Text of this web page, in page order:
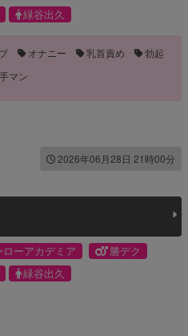
緑谷出久
オナニー 乳首責め
勃起
手マン
2026年06月28日 21時00分
ーアカデミア
勝デク
緑谷出久